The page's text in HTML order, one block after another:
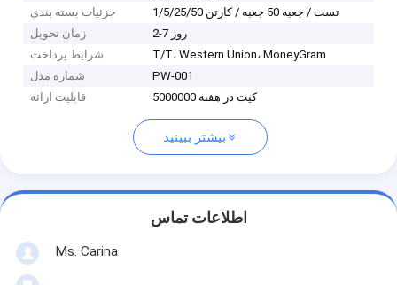
جزئیات بسته بندی
1/5/25/50 تست / جعبه 50 جعبه / کارتن
زمان تحویل
2-7 روز
شرایط پرداخت
T/T، Western Union، MoneyGram
شماره مدل
PW-001
قابلیت ارائه
5000000 کیت در هفته
بیشتر ببینید
اطلاعات تماس
Ms. Carina